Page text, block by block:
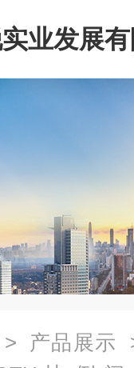
业发展
> 产品展示